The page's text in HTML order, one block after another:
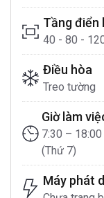
Tầng điển
40 - 80 -
Điều hòa
Treo tường
Giờ làm
7:30 –
(Thứ 7)
Máy phát